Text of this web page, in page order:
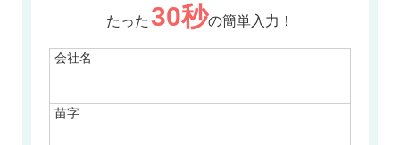
たった 30秒の簡単入力！
会社名
苗字